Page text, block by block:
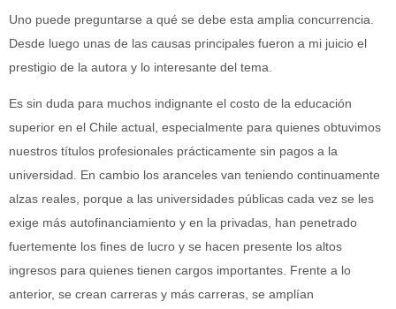
Uno puede preguntarse a qué se debe esta amplia concurrencia.
Desde luego unas de las causas principales fueron a mi juicio el
prestigio de la autora y lo interesante del tema.
Es sin duda para muchos indignante el costo de la educación
superior en el Chile actual, especialmente para quienes obtuvimos
nuestros títulos profesionales prácticamente sin pagos a la
universidad. En cambio los aranceles van teniendo continuamente
alzas reales, porque a las universidades públicas cada vez se les
exige más autofinanciamiento y en la privadas, han penetrado
fuertemente los fines de lucro y se hacen presente los altos
ingresos para quienes tienen cargos importantes. Frente a lo
anterior, se crean carreras y más carreras, se amplían